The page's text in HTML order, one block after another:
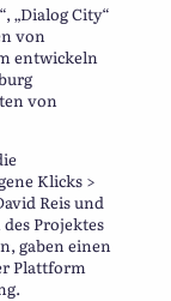
„Dialog City“
von
entwickeln
von
Klicks >
Reis und
Projektes
gaben einen
Plattform